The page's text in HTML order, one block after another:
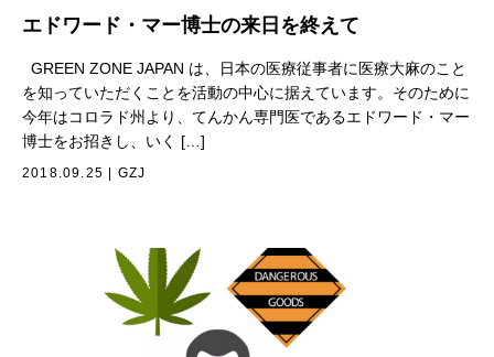
エドワード・マー博士の来日を終えて
GREEN ZONE JAPAN は、日本の医療従事者に医療大麻のこと
を知っていただくことを活動の中心に据えています。そのために
今年はコロラド州より、てんかん専門医であるエドワード・マー
博士をお招きし、いく […]
2018.09.25 GZJ